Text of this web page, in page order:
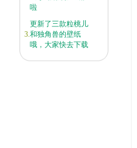
啦
3.
更新了三款粒桃儿
和独角兽的壁纸
哦，大家快去下载